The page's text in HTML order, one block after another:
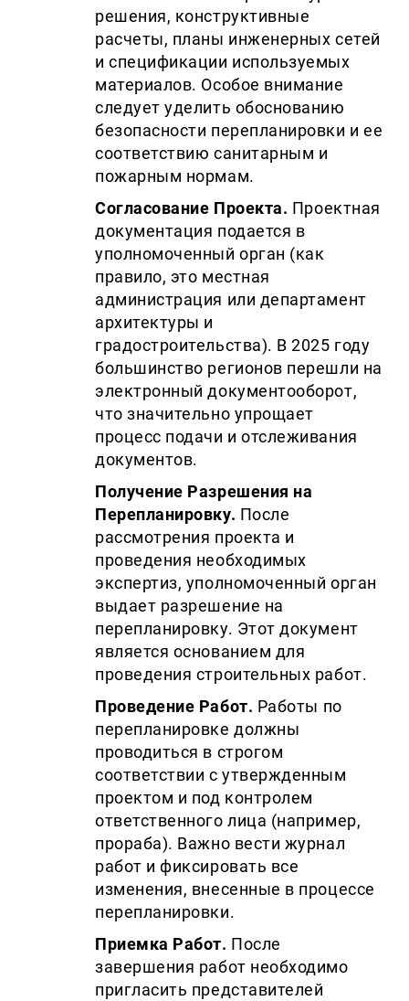
решения, конструктивные
расчеты, планы инженерных сетей
и спецификации используемых
материалов. Особое внимание
следует уделить обоснованию
безопасности перепланировки и ее
соответствию санитарным и
пожарным нормам.
Согласование Проекта. Проектная
документация подается в
уполномоченный орган (как
правило, это местная
администрация или департамент
архитектуры и
градостроительства). В 2025 году
большинство регионов перешли на
электронный документооборот,
что значительно упрощает
процесс подачи и отслеживания
документов.
Получение Разрешения на
Перепланировку. После
рассмотрения проекта и
проведения необходимых
экспертиз, уполномоченный орган
выдает разрешение на
перепланировку. Этот документ
является основанием для
проведения строительных работ.
Проведение Работ. Работы по
перепланировке должны
проводиться в строгом
соответствии с утвержденным
проектом и под контролем
ответственного лица (например,
прораба). Важно вести журнал
работ и фиксировать все
изменения, внесенные в процессе
перепланировки.
Приемка Работ. После
завершения работ необходимо
пригласить представителей